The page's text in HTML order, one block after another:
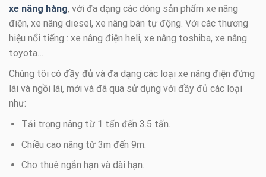
xe nâng hàng, với đa dạng các dòng sản phẩm xe nâng
điện, xe nâng diesel, xe nâng bán tự động. Với các thương
hiệu nổi tiếng : xe nâng điện heli, xe nâng toshiba, xe nâng
toyota…
Chúng tôi có đầy đủ và đa dạng các loại xe nâng điện đứng
lái và ngồi lái, mới và đã qua sử dụng với đầy đủ các loại
như:
Tải trọng nâng từ 1 tấn đến 3.5 tấn.
Chiều cao nâng từ 3m đến 9m.
Cho thuê ngắn hạn và dài hạn.